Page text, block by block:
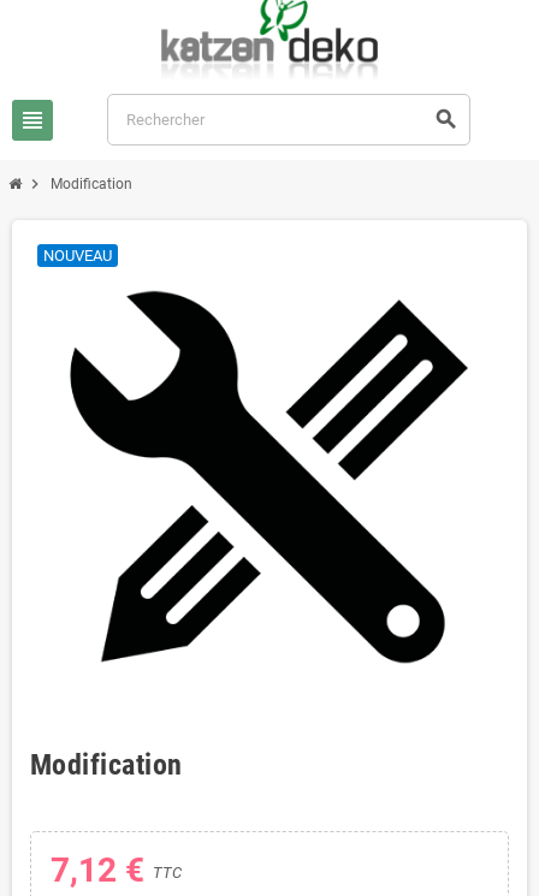
view_headline search
chevron_right Modification
NOUVEAU
Modification
7,12 € TTC